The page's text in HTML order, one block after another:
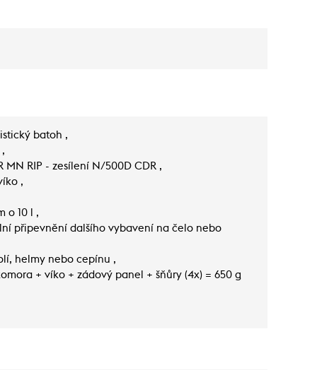
batoh ,
RIP - zesílení N/500D CDR ,
,
o 10 l ,
připevnění dalšího vybavení na čelo nebo
helmy nebo cepínu ,
+ víko + zádový panel + šňůry (4x) = 650 g